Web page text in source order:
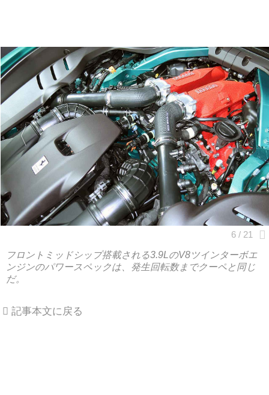
フロントミッドシップ搭載される3.9LのV8ツインターボエ
ンジンのパワースペックは、発生回転数までクーペと同じ
だ。
記事本文に戻る